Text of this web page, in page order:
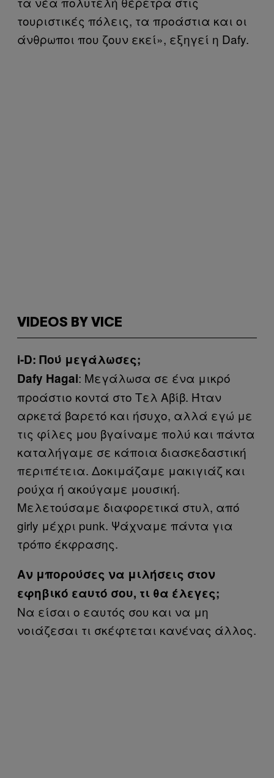
τουριστικές πόλεις, τα προάστια και οι
άνθρωποι που ζουν εκεί», εξηγεί η Dafy.
VIDEOS BY VICE
i-D: Πού μεγάλωσες;
Dafy Hagai: Μεγάλωσα σε ένα μικρό
προάστιο κοντά στο Τελ Αβίβ. Ήταν
αρκετά βαρετό και ήσυχο, αλλά εγώ με
τις φίλες μου βγαίναμε πολύ και πάντα
καταλήγαμε σε κάποια διασκεδαστική
περιπέτεια. Δοκιμάζαμε μακιγιάζ και
ρούχα ή ακούγαμε μουσική.
Μελετούσαμε διαφορετικά στυλ, από
girly μέχρι punk. Ψάχναμε πάντα για
τρόπο έκφρασης.
Αν μπορούσες να μιλήσεις στον
εφηβικό εαυτό σου, τι θα έλεγες;
Να είσαι ο εαυτός σου και να μη
νοιάζεσαι τι σκέφτεται κανένας άλλος.